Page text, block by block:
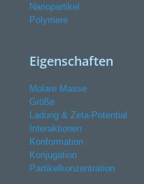
Nanopartikel
Polymere
Eigenschaften
Molare Masse
Größe
Ladung & Zeta-Potential
Interaktionen
Konformation
Konjugation
Partikelkonzentration